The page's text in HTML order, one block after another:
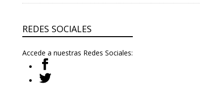
REDES SOCIALES
Accede a nuestras Redes Sociales: